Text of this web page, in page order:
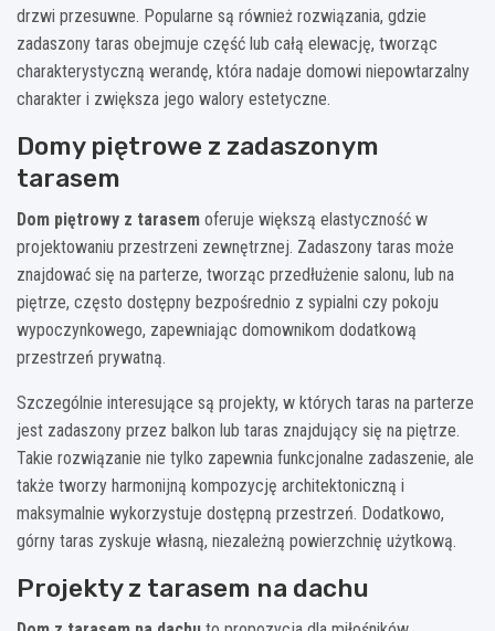
drzwi przesuwne. Popularne są również rozwiązania, gdzie
zadaszony taras obejmuje część lub całą elewację, tworząc
charakterystyczną werandę, która nadaje domowi niepowtarzalny
charakter i zwiększa jego walory estetyczne.
Domy piętrowe z zadaszonym
tarasem
Dom piętrowy z tarasem oferuje większą elastyczność w
projektowaniu przestrzeni zewnętrznej. Zadaszony taras może
znajdować się na parterze, tworząc przedłużenie salonu, lub na
piętrze, często dostępny bezpośrednio z sypialni czy pokoju
wypoczynkowego, zapewniając domownikom dodatkową
przestrzeń prywatną.
Szczególnie interesujące są projekty, w których taras na parterze
jest zadaszony przez balkon lub taras znajdujący się na piętrze.
Takie rozwiązanie nie tylko zapewnia funkcjonalne zadaszenie, ale
także tworzy harmonijną kompozycję architektoniczną i
maksymalnie wykorzystuje dostępną przestrzeń. Dodatkowo,
górny taras zyskuje własną, niezależną powierzchnię użytkową.
Projekty z tarasem na dachu